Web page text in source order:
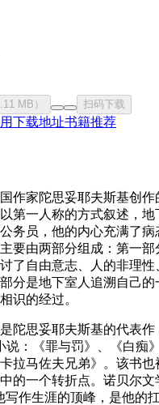
MB） 扫码下载
下载地址书籍推荐
作家陀思妥耶夫斯基创作
第一人称的方式叙述，地
务员，他的内心充满了病
要由两部分组成：第一部
了自由意志、人的非理性
分是地下室人追溯自己的
识的经过。
陀思妥耶夫斯基的代表
说：《罪与罚》、《白痴
拉马佐夫兄弟》。该书也
的一个转折点。诺贝尔文
作生涯的顶峰，是他的